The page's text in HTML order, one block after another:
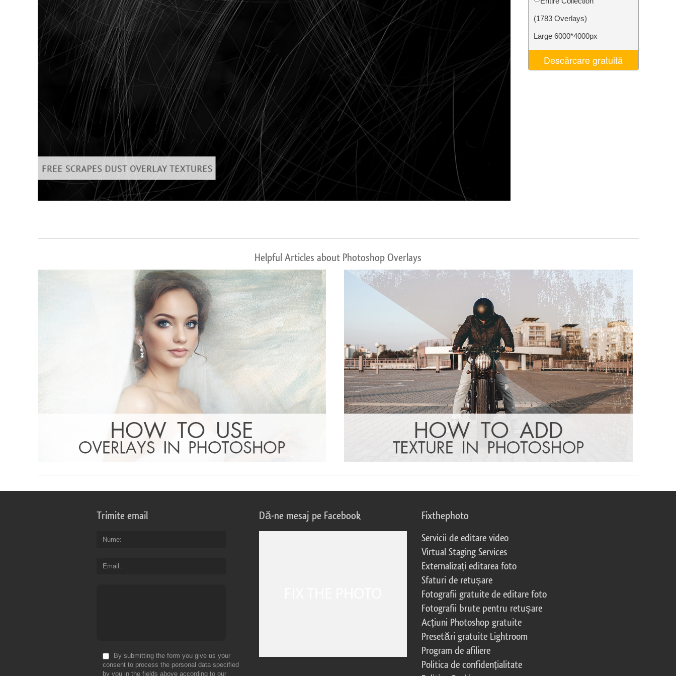
Retusarea produsului Servicii Bijuterii Retușând Servicii Date de Antrenament AI
(1783 Overlays)
Large 6000*4000px
Descărcare gratuită
Helpful Articles about Photoshop Overlays
Trimite email
Nume
Email
By submitting the form you give us your
consent to process the personal data specified
by you in the fields above according to our
Dă-ne mesaj pe Facebook Fixthephoto
Servicii de editare video
Virtual Staging Services
Externalizați editarea foto
Sfaturi de retușare
Fotografii gratuite de editare foto
Fotografii brute pentru retușare
Acțiuni Photoshop gratuite
Presetări gratuite Lightroom
Program de afiliere
Politica de confidențialitate